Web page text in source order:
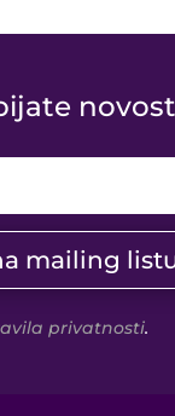
mailing
privatnosti.